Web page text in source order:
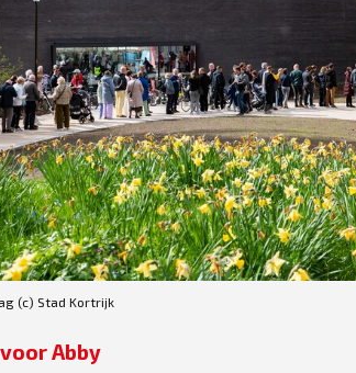
(c) Stad Kortrijk
Abby